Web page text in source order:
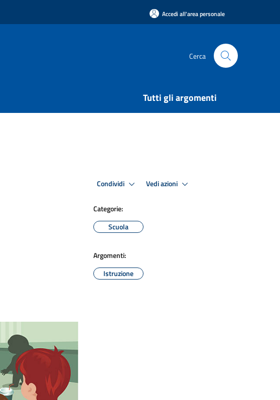
Accedi all'area personale
Cerca
Tutti gli argomenti
Condividi Vedi azioni
Categorie:
Scuola
Argomenti:
Istruzione